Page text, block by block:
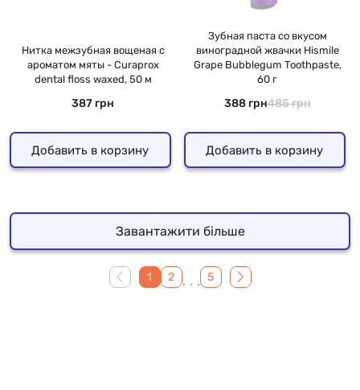
Нитка межзубная вощеная с
ароматом мяты - Curaprox
dental floss waxed, 50 м
387 грн
Добавить в корзину
Зубная паста со вкусом
виноградной жвачки Hismile
Grape Bubblegum Toothpaste,
60 г
388 грн485 грн
Добавить в корзину
Завантажити більше
1 2 ... 5